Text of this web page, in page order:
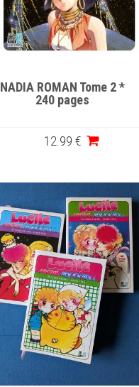
NADIA ROMAN Tome 2 *
240 pages
12 .99 €